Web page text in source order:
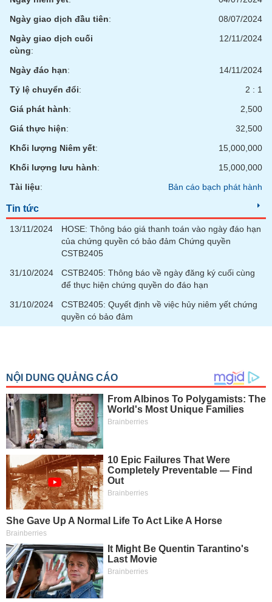
Ngày giao dịch đầu tiên:
08/07/2024
Ngày giao dịch cuối
cùng:
12/11/2024
Ngày đáo hạn:
14/11/2024
Tỷ lệ chuyển đổi:
2 : 1
Giá phát hành:
2,500
Giá thực hiện:
32,500
Khối lượng Niêm yết:
15,000,000
Khối lượng lưu hành:
15,000,000
Tài liệu: Bản cáo bạch phát hành
Tin tức
13/11/2024
HOSE: Thông báo giá thanh toán vào ngày đáo hạn
của chứng quyền có bảo đảm Chứng quyền
CSTB2405
31/10/2024
CSTB2405: Thông báo về ngày đăng ký cuối cùng
để thực hiện chứng quyền do đáo hạn
31/10/2024
CSTB2405: Quyết định về việc hủy niêm yết chứng
quyền có bảo đảm
chính